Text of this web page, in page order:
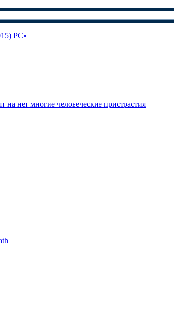
PC»
нет многие человеческие пристрастия